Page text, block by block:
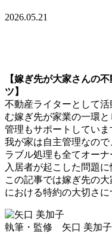
2026.05.21
【嫁ぎ先が大家さんの
ツ】
不動産ライターとして
む嫁ぎ先が家業の一環
管理もサポートしていま
我が家は自主管理なの
ラブル処理も全てオーナ
入居者が起こした問題
この記事では嫁ぎ先の
における特約の大切さに
執筆・監修 矢口 美加子